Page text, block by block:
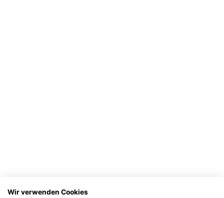
Wir verwenden Cookies